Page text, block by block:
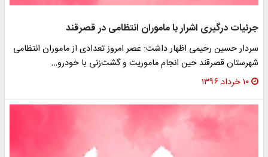
جرئیات درگیری اشرار با ماموران انتظامی در قصرقند
سردار حسین رحیمی اظهار داشت: عصر امروز تعدادی از ماموران انتظامی
شهرستان قصرقند حین انجام ماموریت و گشت‌زنی با خودرو…
۱۰ خرداد ۱۳۹۶